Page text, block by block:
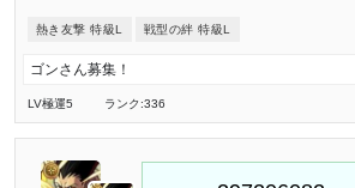
熱き友撃 特級L 戦型の絆 特級L
ゴンさん募集！
LV極運5 ランク:336